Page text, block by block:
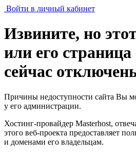
Войти в личный кабинет
Извините, но
или его страница
сейчас
Причины недоступности сайта Вы
у его администрации.
Хостинг-провайдер Masterhost,
этого веб-проекта предоставляет
и доменами его владельцам.